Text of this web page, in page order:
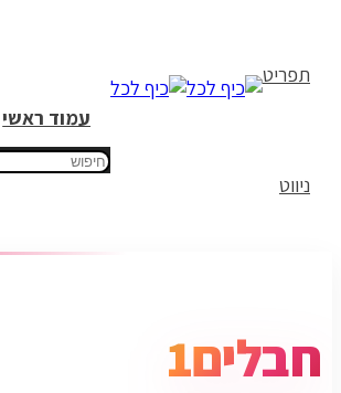
עמוד ראשי
תפריט
ניווט
חבלים1